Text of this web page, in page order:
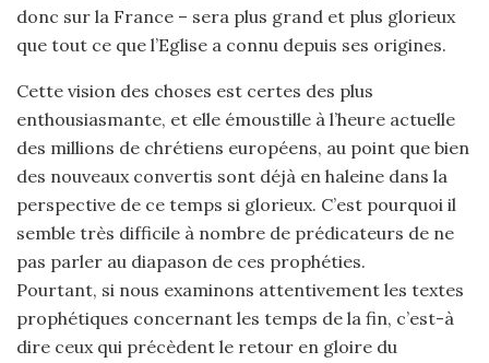
donc sur la France – sera plus grand et plus glorieux
que tout ce que l’Eglise a connu depuis ses origines.
Cette vision des choses est certes des plus
enthousiasmante, et elle émoustille à l’heure actuelle
des millions de chrétiens européens, au point que bien
des nouveaux convertis sont déjà en haleine dans la
perspective de ce temps si glorieux. C’est pourquoi il
semble très difficile à nombre de prédicateurs de ne
pas parler au diapason de ces prophéties.
Pourtant, si nous examinons attentivement les textes
prophétiques concernant les temps de la fin, c’est-à
dire ceux qui précèdent le retour en gloire du